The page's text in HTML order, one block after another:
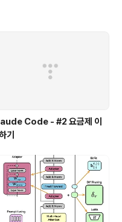
서 사람
를 대기는
상사 때
Code - #2 요금제 이
기